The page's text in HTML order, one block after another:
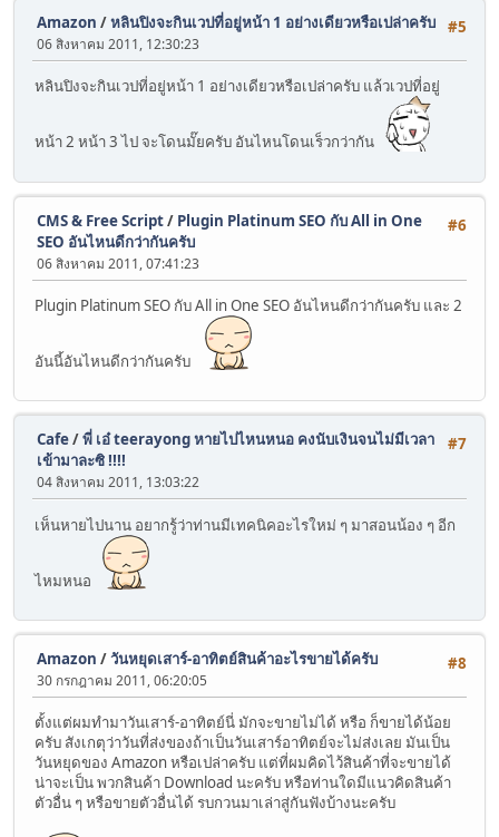
#5
Amazon /หลินปิงจะกินเวปที่อยู่หน้า 1 อย่างเดียวหรือเปล่าครับ
06 สิงหาคม 2011, 12:30:23
หลินปิงจะกินเวปที่อยู่หน้า 1 อย่างเดียวหรือเปล่าครับ แล้วเวปที่อยู่
หน้า 2 หน้า 3 ไป จะโดนมั๊ยครับ อันไหนโดนเร็วกว่ากัน
#6
CMS & Free Script/ Plugin Platinum SEO กับ All in One
SEO อันไหนดีกว่ากันครับ
06 สิงหาคม 2011, 07:41:23
Plugin Platinum SEO กับ All in One SEO อันไหนดีกว่ากันครับ และ 2
อันนี้อันไหนดีกว่ากันครับ
#7
Cafe/พี่ เอ๋ teerayong หายไปไหนหนอ คงนับเงินจนไม่มีเวลา
เข้ามาละซิ !!!!
04 สิงหาคม 2011, 13:03:22
เห็นหายไปนาน อยากรู้ว่าท่านมีเทคนิคอะไรใหม่ ๆ มาสอนน้อง ๆ อีก
ไหมหนอ
#8
Amazon /วันหยุดเสาร์-อาทิตย์สินค้าอะไรขายได้ครับ
30 กรกฎาคม 2011, 06:20:05
ตั้งแต่ผมทำมาวันเสาร์-อาทิตย์นี่ มักจะขายไม่ได้ หรือ ก็ขายได้น้อย
ครับ สังเกตุว่าวันที่ส่งของถ้าเป็นวันเสาร์อาทิตย์จะไม่ส่งเลย มันเป็น
วันหยุดของ Amazon หรือเปล่าครับ แต่ที่ผมคิดไว้สินค้าที่จะขายได้
น่าจะเป็น พวกสินค้า Download นะครับ หรือท่านใดมีแนวคิดสินค้า
ตัวอื่น ๆ หรือขายตัวอื่นได้ รบกวนมาเล่าสู่กันฟังบ้างนะครับ